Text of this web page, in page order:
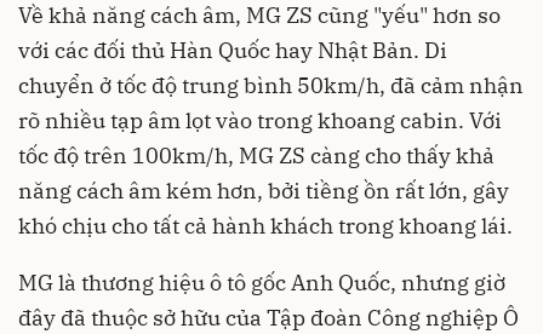
Về khả năng cách âm, MG ZS cũng "yếu" hơn so
với các đối thủ Hàn Quốc hay Nhật Bản. Di
chuyển ở tốc độ trung bình 50km/h, đã cảm nhận
rõ nhiều tạp âm lọt vào trong khoang cabin. Với
tốc độ trên 100km/h, MG ZS càng cho thấy khả
năng cách âm kém hơn, bởi tiềng ồn rất lớn, gây
khó chịu cho tất cả hành khách trong khoang lái.
MG là thương hiệu ô tô gốc Anh Quốc, nhưng giờ
đây đã thuộc sở hữu của Tập đoàn Công nghiệp Ô